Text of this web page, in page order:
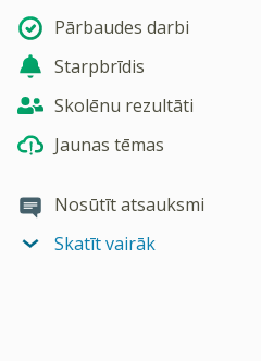
Pārbaudes darbi
Starpbrīdis
Skolēnu rezultāti
Jaunas tēmas
Nosūtīt atsauksmi
Skatīt vairāk